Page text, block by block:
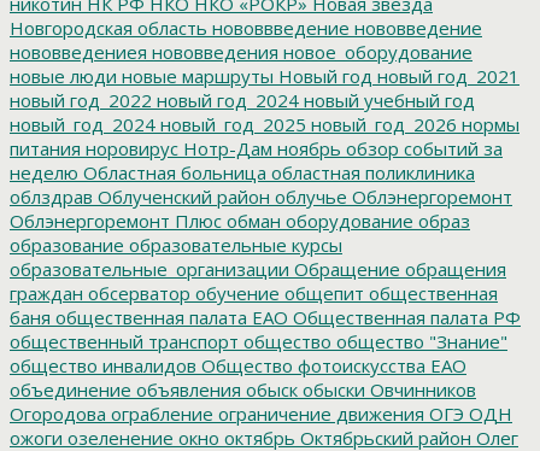
Новгородская область нововвведение нововведение
нововведениея нововведения новое_оборудование
новые люди новые маршруты Новый год новый год_2021
новый год_2022 новый год_2024 новый учебный год
новый_год_2024 новый_год_2025 новый_год_2026 нормы
питания норовирус Нотр-Дам ноябрь обзор событий за
неделю Областная больница областная поликлиника
облздрав Облученский район облучье Облэнергоремонт
Облэнергоремонт Плюс обман оборудование образ
образование образовательные курсы
образовательные_организации Обращение обращения
граждан обсерватор обучение общепит общественная
баня общественная палата ЕАО Общественная палата РФ
общественный транспорт общество общество "Знание"
общество инвалидов Общество фотоискусства ЕАО
объединение объявления обыск обыски Овчинников
Огородова ограбление ограничение движения ОГЭ ОДН
ожоги озеленение окно октябрь Октябрьский район Олег